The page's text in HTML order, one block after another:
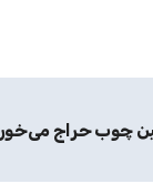
چوب حراج